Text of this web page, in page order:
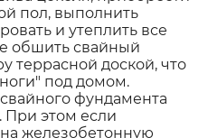
пол, выполнить
и утеплить все
обшить свайный
террасной доской, что
под домом.
фундамента
При этом если
на железобетонную